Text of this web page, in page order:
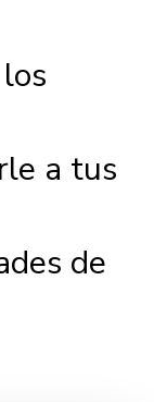
a tus
de